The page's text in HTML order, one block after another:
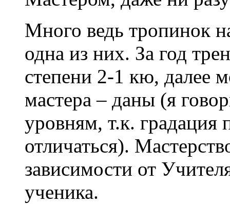
Много ведь тропинок
одна из них. За год
степени 2-1 кю, далее
мастера – даны (я
уровням, т.к.
отличаться).
зависимости от
ученика.